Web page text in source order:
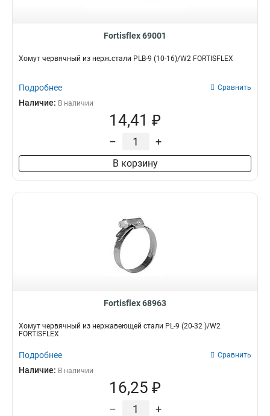
Fortisflex 69001
Хомут червячный из нерж.стали PLB-9 (10-16)/W2 FORTISFLEX
Подробнее Сравнить
Наличие: В наличии
14,41 ₽
– +
В корзину
Fortisflex 68963
Хомут червячный из нержавеющей стали PL-9 (20-32 )/W2
FORTISFLEX
Подробнее Сравнить
Наличие: В наличии
16,25 ₽
– +